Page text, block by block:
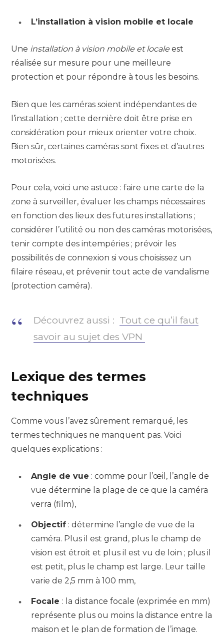
L’installation à vision mobile et locale
Une installation à vision mobile et locale est
réalisée sur mesure pour une meilleure
protection et pour répondre à tous les besoins.
Bien que les caméras soient indépendantes de
l’installation ; cette dernière doit être prise en
considération pour mieux orienter votre choix.
Bien sûr, certaines caméras sont fixes et d’autres
motorisées.
Pour cela, voici une astuce : faire une carte de la
zone à surveiller, évaluer les champs nécessaires
en fonction des lieux des futures installations ;
considérer l’utilité ou non des caméras motorisées,
tenir compte des intempéries ; prévoir les
possibilités de connexion si vous choisissez un
filaire réseau, et prévenir tout acte de vandalisme
(protection caméra).
Découvrez aussi : Tout ce qu’il faut
savoir au sujet des VPN
Lexique des termes
techniques
Comme vous l’avez sûrement remarqué, les
termes techniques ne manquent pas. Voici
quelques explications :
Angle de vue : comme pour l’œil, l’angle de
vue détermine la plage de ce que la caméra
verra (film),
Objectif : détermine l’angle de vue de la
caméra. Plus il est grand, plus le champ de
vision est étroit et plus il est vu de loin ; plus il
est petit, plus le champ est large. Leur taille
varie de 2,5 mm à 100 mm,
Focale : la distance focale (exprimée en mm)
représente plus ou moins la distance entre la
maison et le plan de formation de l’image.